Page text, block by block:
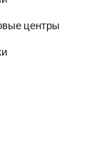
центры